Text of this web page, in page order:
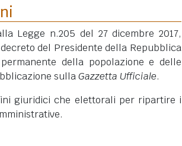
Legge n.205 del 27 dicembre 2017,
del Presidente della Repubblica
della popolazione e delle
sullaGazzetta Ufficiale.
giuridici che elettorali per ripartire i